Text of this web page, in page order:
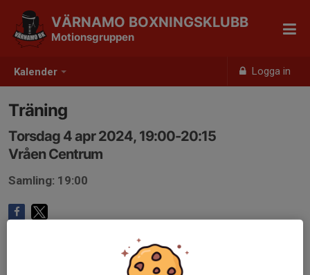
Kalender Logga in
VÄRNAMO BOXNINGSKLUBB
Motionsgruppen
Träning
Torsdag 4 apr 2024, 19:00-20:15
Vråen Centrum
Samling: 19:00